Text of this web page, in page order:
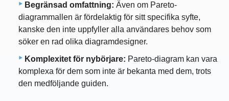
Begränsad omfattning: Även om Pareto-
diagrammallen är fördelaktig för sitt specifika syfte,
kanske den inte uppfyller alla användares behov som
söker en rad olika diagramdesigner.
Komplexitet för nybörjare: Pareto-diagram kan vara
komplexa för dem som inte är bekanta med dem, trots
den medföljande guiden.